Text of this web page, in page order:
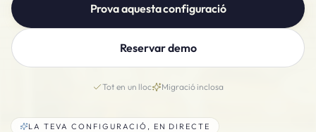
Prova aquesta configuració
Reservar demo
Tot en un lloc Migració inclosa
LA TEVA CONFIGURACIÓ, EN DIRECTE